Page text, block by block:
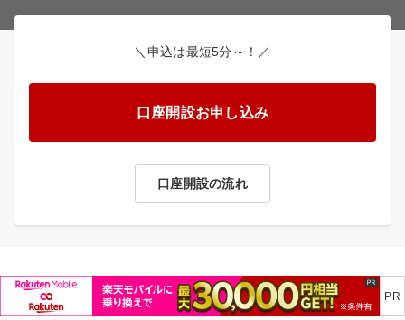
＼申込は最短5分～！／
口座開設お申し込み
口座開設の流れ